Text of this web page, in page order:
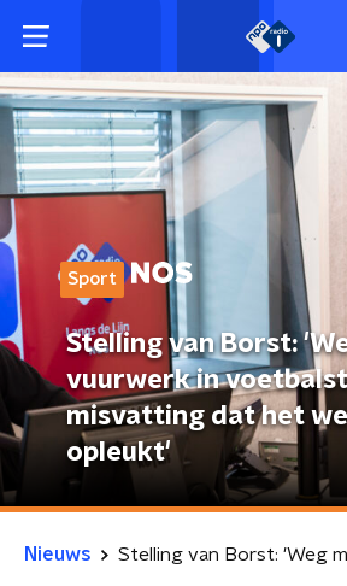
Sport
Stelling van Borst:
vuurwerk in
misvatting dat het
opleukt'
Nieuws